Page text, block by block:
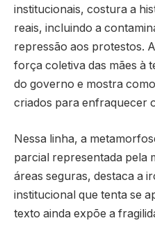
institucionais, costura a
reais, incluindo a
repressão aos protestos.
força coletiva das mães à
do governo e mostra
criados para enfraquecer
Nessa linha, a
parcial representada pela
áreas seguras, destaca a
institucional que tenta se
texto ainda expõe a